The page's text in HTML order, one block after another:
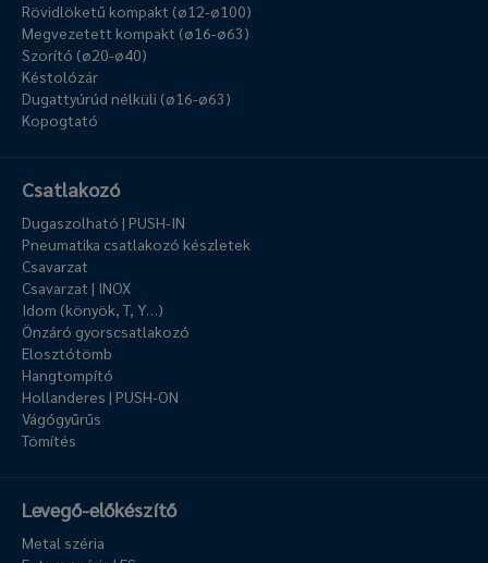
Rövidlöketű kompakt (ø12-ø100)
Megvezetett kompakt (ø16-ø63)
Szorító (ø20-ø40)
Késtolózár
Dugattyúrúd nélküli (ø16-ø63)
Kopogtató
Csatlakozó
Dugaszolható | PUSH-IN
Pneumatika csatlakozó készletek
Csavarzat
Csavarzat | INOX
Idom (könyök, T, Y…)
Önzáró gyorscsatlakozó
Elosztótömb
Hangtompító
Hollanderes | PUSH-ON
Vágógyűrűs
Tömítés
Levegő-előkészítő
Metal széria